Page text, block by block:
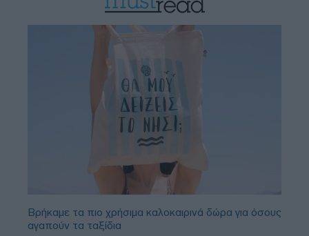
Βρήκαμε τα πιο χρήσιμα καλοκαιρινά δώρα για όσους
αγαπούν τα ταξίδια